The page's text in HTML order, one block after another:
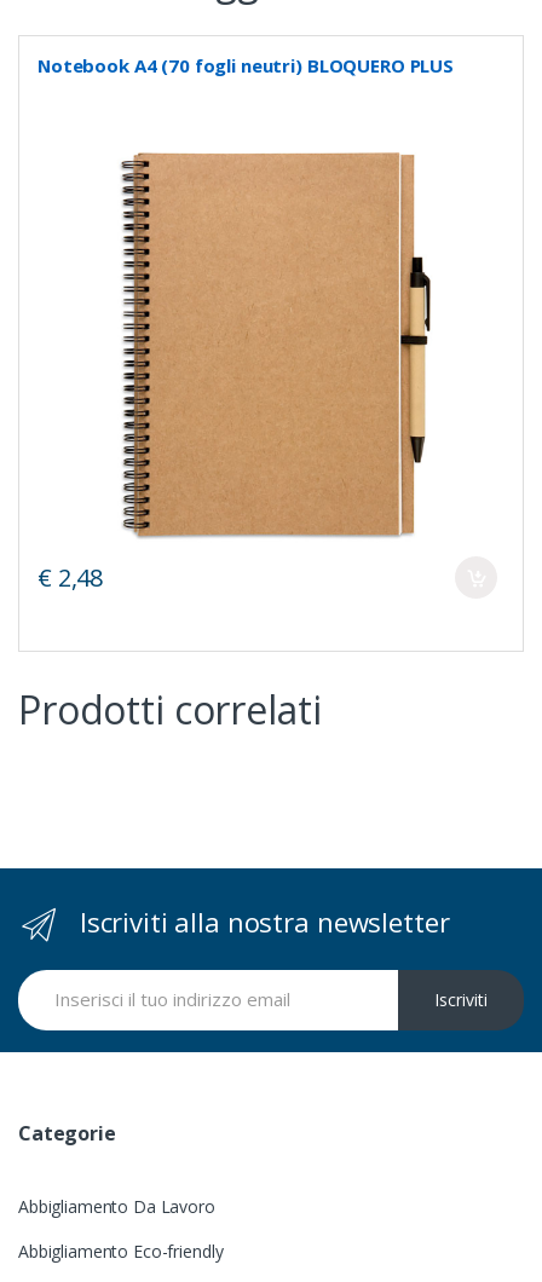
Notebook A4 (70 fogli neutri) BLOQUERO PLUS
€ 2,48
Prodotti correlati
Iscriviti alla nostra newsletter
Iscriviti
Categorie
Abbigliamento Da Lavoro
Abbigliamento Eco-friendly